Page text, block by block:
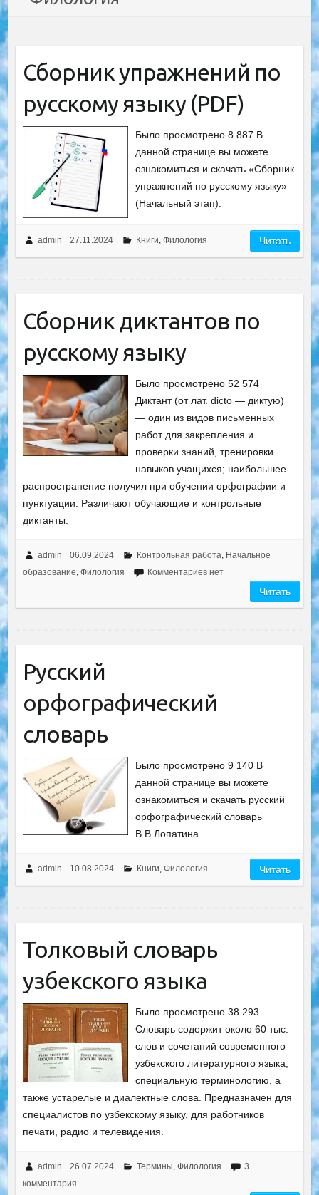
Сборник упражнений по
русскому языку (PDF)
Было просмотрено 8 887 В
данной странице вы можете
ознакомиться и скачать «Сборник
упражнений по русскому языку»
(Начальный этап).
admin 27.11.2024 Книги, Филология Читать
Сборник диктантов по
русскому языку
Было просмотрено 52 574
Диктант (от лат. dicto — диктую)
— один из видов письменных
работ для закрепления и
проверки знаний, тренировки
навыков учащихся; наибольшее
распространение получил при обучении орфографии и
пунктуации. Различают обучающие и контрольные
диктанты.
admin 06.09.2024 Контрольная работа, Начальное
образование, Филология Комментариев нет
Читать
Русский
орфографический
словарь
Было просмотрено 9 140 В
данной странице вы можете
ознакомиться и скачать русский
орфографический словарь
В.В.Лопатина.
admin 10.08.2024 Книги, Филология Читать
Толковый словарь
узбекского языка
Было просмотрено 38 293
Словарь содержит около 60 тыс.
слов и сочетаний современного
узбекского литературного языка,
специальную терминологию, а
также устарелые и диалектные слова. Предназначен для
специалистов по узбекскому языку, для работников
печати, радио и телевидения.
admin 26.07.2024 Термины, Филология
3
комментария